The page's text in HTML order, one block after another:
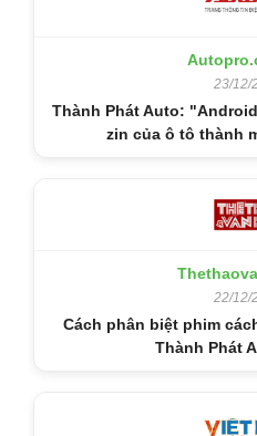
23/12/
Thành Phát Auto:
zin của ô tô thành
22/12/
Cách phân biệt phim
Thành Phát